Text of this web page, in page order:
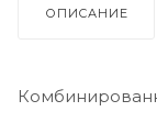
ОПИСАНИЕ